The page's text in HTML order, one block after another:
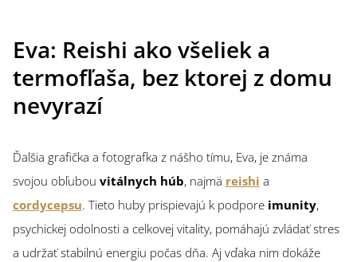
Eva: Reishi ako všeliek a
termofľaša, bez ktorej z domu
nevyrazí
Ďalšia grafička a fotografka z nášho tímu, Eva, je známa
svojou obľubou vitálnych húb, najmä reishi a
cordycepsu. Tieto huby prispievajú k podpore imunity,
psychickej odolnosti a celkovej vitality, pomáhajú zvládať stres
a udržať stabilnú energiu počas dňa. Aj vďaka nim dokáže